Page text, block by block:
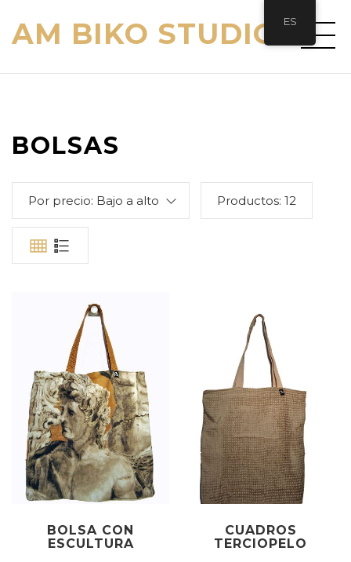
AM BIKO STUDIO
BOLSAS
Por precio: Bajo a alto Productos: 12
BOLSA CON
ESCULTURA
CUADROS
TERCIOPELO
ES